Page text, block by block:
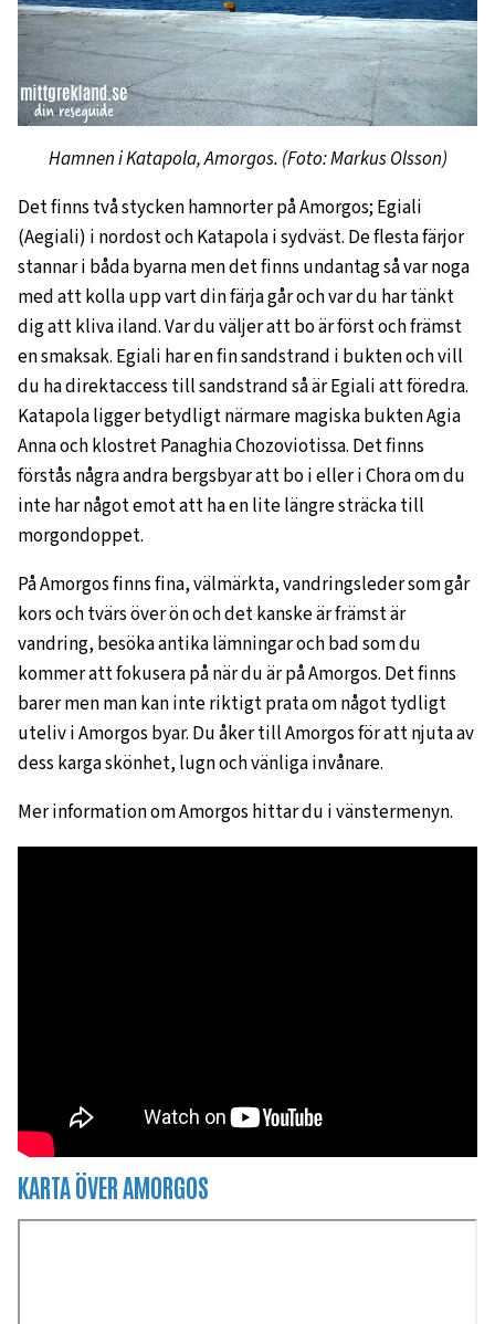
Hamnen i Katapola, Amorgos. (Foto: Markus Olsson)
Det finns två stycken hamnorter på Amorgos; Egiali
(Aegiali) i nordost och Katapola i sydväst. De flesta färjor
stannar i båda byarna men det finns undantag så var noga
med att kolla upp vart din färja går och var du har tänkt
dig att kliva iland. Var du väljer att bo är först och främst
en smaksak. Egiali har en fin sandstrand i bukten och vill
du ha direktaccess till sandstrand så är Egiali att föredra.
Katapola ligger betydligt närmare magiska bukten Agia
Anna och klostret Panaghia Chozoviotissa. Det finns
förstås några andra bergsbyar att bo i eller i Chora om du
inte har något emot att ha en lite längre sträcka till
morgondoppet.
På Amorgos finns fina, välmärkta, vandringsleder som går
kors och tvärs över ön och det kanske är främst är
vandring, besöka antika lämningar och bad som du
kommer att fokusera på när du är på Amorgos. Det finns
barer men man kan inte riktigt prata om något tydligt
uteliv i Amorgos byar. Du åker till Amorgos för att njuta av
dess karga skönhet, lugn och vänliga invånare.
Mer information om Amorgos hittar du i vänstermenyn.
KARTA ÖVER AMORGOS